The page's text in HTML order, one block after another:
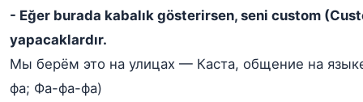
- Eğer burada kabalık gösterirsen, seni custom
yapacaklardır.
Мы берём это на улицах — Каста, общение на
фа; Фа-фа-фа)